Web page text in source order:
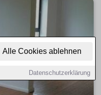
Alle Cookies ablehnen
Datenschutzerklärung